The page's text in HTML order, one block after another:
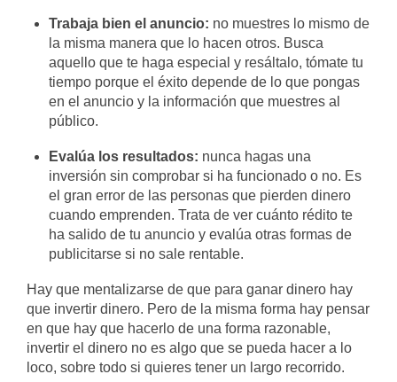
Trabaja bien el anuncio: no muestres lo mismo de
la misma manera que lo hacen otros. Busca
aquello que te haga especial y resáltalo, tómate tu
tiempo porque el éxito depende de lo que pongas
en el anuncio y la información que muestres al
público.
Evalúa los resultados: nunca hagas una
inversión sin comprobar si ha funcionado o no. Es
el gran error de las personas que pierden dinero
cuando emprenden. Trata de ver cuánto rédito te
ha salido de tu anuncio y evalúa otras formas de
publicitarse si no sale rentable.
Hay que mentalizarse de que para ganar dinero hay
que invertir dinero. Pero de la misma forma hay pensar
en que hay que hacerlo de una forma razonable,
invertir el dinero no es algo que se pueda hacer a lo
loco, sobre todo si quieres tener un largo recorrido.